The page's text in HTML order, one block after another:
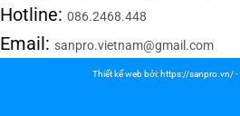
Hotline: 086.2468.448
Email: sanpro.vietnam@gmail.com
Thiết kế web bởi: https://sanpro.vn/-